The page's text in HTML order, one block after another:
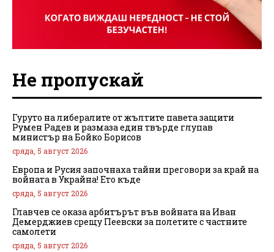
Не пропускай
Гуруто на либералите от жълтите павета защити
Румен Радев и размаза един твърде глупав
министър на Бойко Борисов
сряда, 5 август 2026
Европа и Русия започнаха тайни преговори за край на
войната в Украйна! Ето къде
сряда, 5 август 2026
Главчев се оказа арбитърът във войната на Иван
Демерджиев срещу Пеевски за полетите с частните
самолети
сряда, 5 август 2026